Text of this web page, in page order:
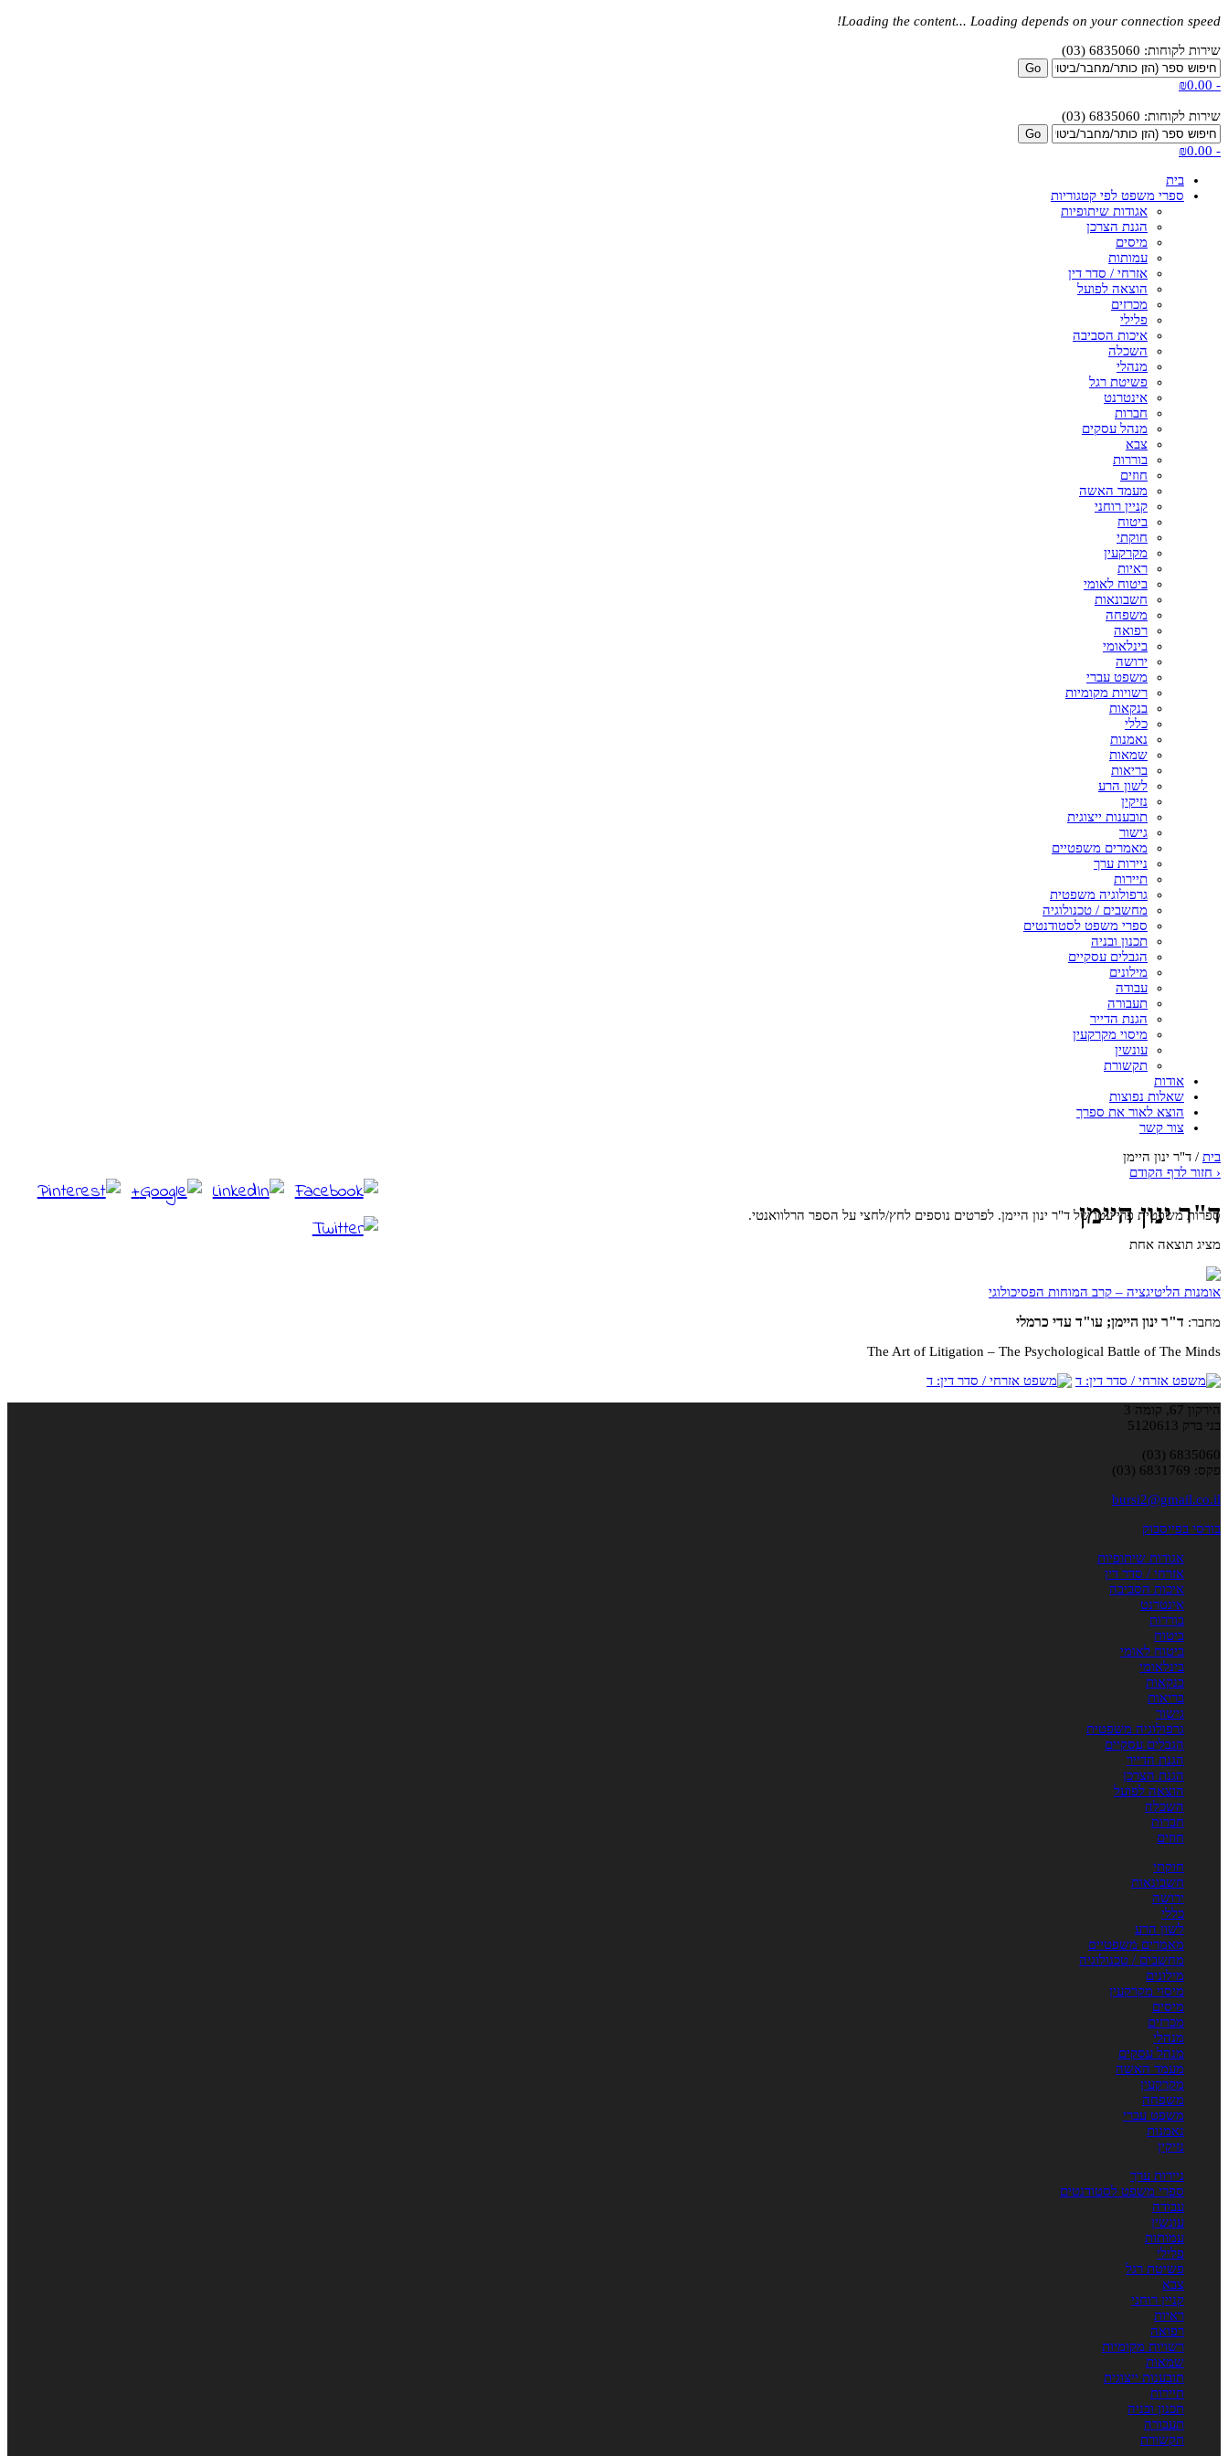
Loading the content... Loading depends on your connection speed!
שירות לקוחות: 6835060 (03)
-
₪0.00
שירות לקוחות: 6835060 (03)
-
₪0.00
בית
ספרי משפט לפי קטגוריות
אגודות שיתופיות
הגנת הצרכן
מיסים
עמותות
אזרחי / סדר דין
הוצאה לפועל
מכרזים
פלילי
איכות הסביבה
השכלה
מנהלי
פשיטת רגל
אינטרנט
חברות
מנהל עסקים
צבא
בוררות
חוזים
מעמד האשה
קניין רוחני
ביטוח
חוקתי
מקרקעין
ראיות
ביטוח לאומי
חשבונאות
משפחה
רפואה
בינלאומי
ירושה
משפט עברי
רשויות מקומיות
בנקאות
כללי
נאמנות
שמאות
בריאות
לשון הרע
נזיקין
תובענות ייצוגית
גישור
מאמרים משפטיים
ניירות ערך
תיירות
גרפולוגיה משפטית
מחשבים / טכנולוגיה
ספרי משפט לסטודנטים
תכנון ובניה
הגבלים עסקיים
מילונים
עבודה
תעבורה
הגנת הדייר
מיסוי מקרקעין
עונשין
תקשורת
אודות
שאלות נפוצות
הוצא לאור את ספרך
צור קשר
בית / ד"ר ינון היימן
‹ חזור לדף הקודם
ד"ר ינון היימן
ספרות משפטית פרי עטו של ד"ר ינון היימן. לפרטים נוספים לחץ/לחצי על הספר הרלוואנטי.
מציג תוצאה אחת
אומנות הליטיגציה – קרב המוחות הפסיכולוגי
מחבר: ד"ר ינון היימן; עו"ד עדי כרמלי
The Art of Litigation – The Psychological Battle of The Minds
הירקון 67, קומה 3
בני ברק 5120613
6835060 (03)
פקס: 6831769 (03)
bursi2@gmail.co.il
בורסי בפייסבוק
אגודות שיתופיות
אזרחי / סדר דין
איכות הסביבה
אינטרנט
בוררות
ביטוח
ביטוח לאומי
בינלאומי
בנקאות
בריאות
גישור
גרפולוגיה משפטית
הגבלים עסקיים
הגנת הדייר
הגנת הצרכן
הוצאה לפועל
השכלה
חברות
חוזים
חוקתי
חשבונאות
ירושה
כללי
לשון הרע
מאמרים משפטיים
מחשבים / טכנולוגיה
מילונים
מיסוי מקרקעין
מיסים
מכרזים
מנהלי
מנהל עסקים
מעמד האשה
מקרקעין
משפחה
משפט עברי
נאמנות
נזיקין
ניירות ערך
ספרי משפט לסטודנטים
עבודה
עונשין
עמותות
פלילי
פשיטת רגל
צבא
קניין רוחני
ראיות
רפואה
רשויות מקומיות
שמאות
תובענות ייצוגית
תיירות
תכנון ובניה
תעבורה
תקשורת